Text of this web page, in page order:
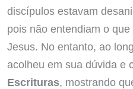
discípulos estavam
pois não entendiam o
Jesus. No entanto, ao
acolheu em sua dúvida e
Escrituras, mostrando